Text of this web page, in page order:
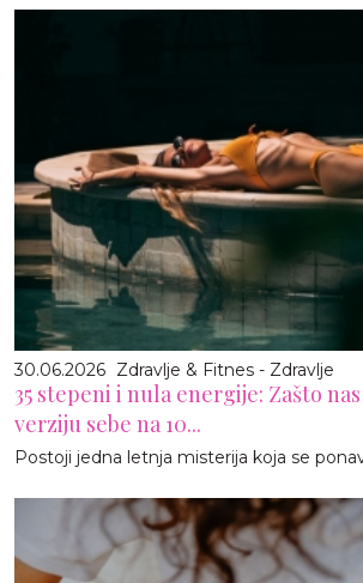
30.06.2026 Zdravlje & Fitnes - Zdravlje
35 stepeni i nula energije: Zašto
verziju sebe na 10...
Postoji jedna letnja misterija koja se